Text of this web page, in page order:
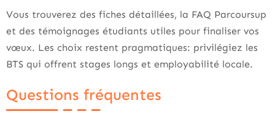
Vous trouverez des fiches détaillées, la FAQ Parcoursup
et des témoignages étudiants utiles pour finaliser vos
vœux. Les choix restent pragmatiques: privilégiez les
BTS qui offrent stages longs et employabilité locale.
Questions fréquentes